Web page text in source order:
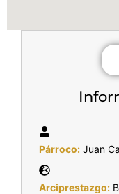
Párroco: Juan
Arciprestazgo: